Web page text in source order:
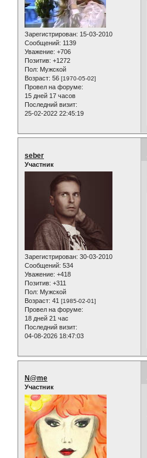
Зарегистрирован: 15-03-2010
Сообщений: 1139
Уважение: +706
Позитив: +1272
Пол: Мужской
Возраст: 56 [1970-05-02]
Провел на форуме:
15 дней 17 часов
Последний визит:
25-02-2022 22:45:19
seber
Участник
Зарегистрирован: 30-03-2010
Сообщений: 534
Уважение: +418
Позитив: +311
Пол: Мужской
Возраст: 41 [1985-02-01]
Провел на форуме:
18 дней 21 час
Последний визит:
04-08-2026 18:47:03
N@me
Участник